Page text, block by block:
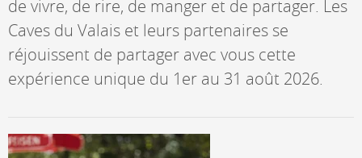
de vivre, de rire, de manger et de partager. Les
Caves du Valais et leurs partenaires se
réjouissent de partager avec vous cette
expérience unique du 1er au 31 août 2026.